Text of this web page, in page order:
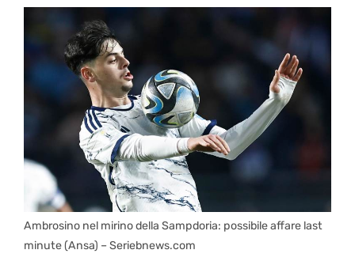
Ambrosino nel mirino della Sampdoria: possibile affare last
minute (Ansa) – Seriebnews.com